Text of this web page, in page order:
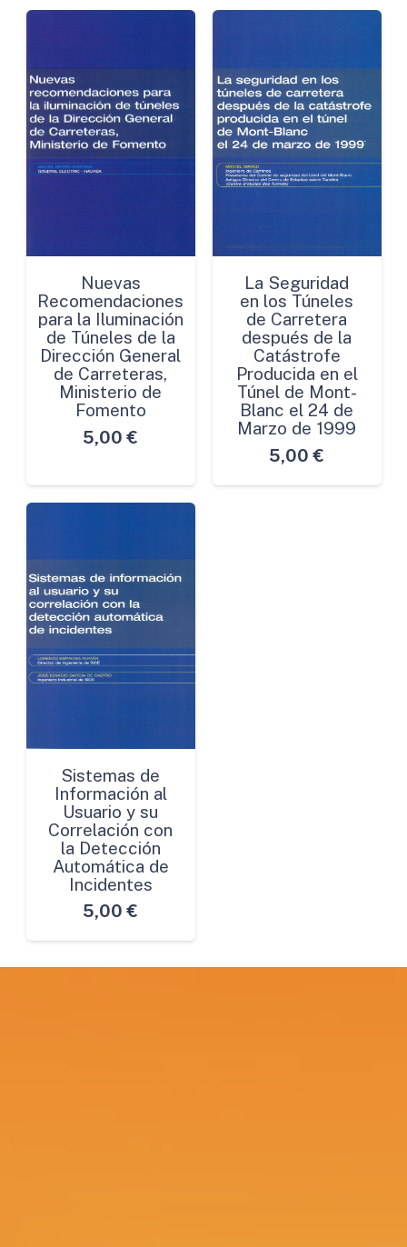
Nuevas
Recomendaciones
para la Iluminación
de Túneles de la
Dirección General
de Carreteras,
Ministerio de
Fomento
5,00 €
La Seguridad
en los Túneles
de Carretera
después de la
Catástrofe
Producida en el
Túnel de Mont-
Blanc el 24 de
Marzo de 1999
5,00 €
Sistemas de
Información al
Usuario y su
Correlación con
la Detección
Automática de
Incidentes
5,00 €